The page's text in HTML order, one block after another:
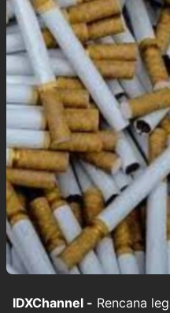
IDXChannel - Rencana